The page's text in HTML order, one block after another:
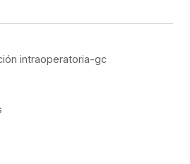
intraoperatoria-gc